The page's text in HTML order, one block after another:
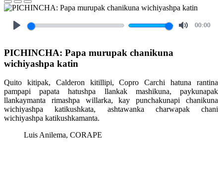
00:00
PICHINCHA: Papa murupak chanikuna
wichiyashpa katin
Quito kitipak, Calderon kitillipi, Copro Carchi hatuna rantina
pampapi papata hatushpa llankak mashikuna, paykunapak
llankaymanta rimashpa willarka, kay punchakunapi chanikuna
wichiyashpa katikushkata, ashtawanka charwapak chani
wichiyashpa katikushkamanta.
Luis Anilema, CORAPE